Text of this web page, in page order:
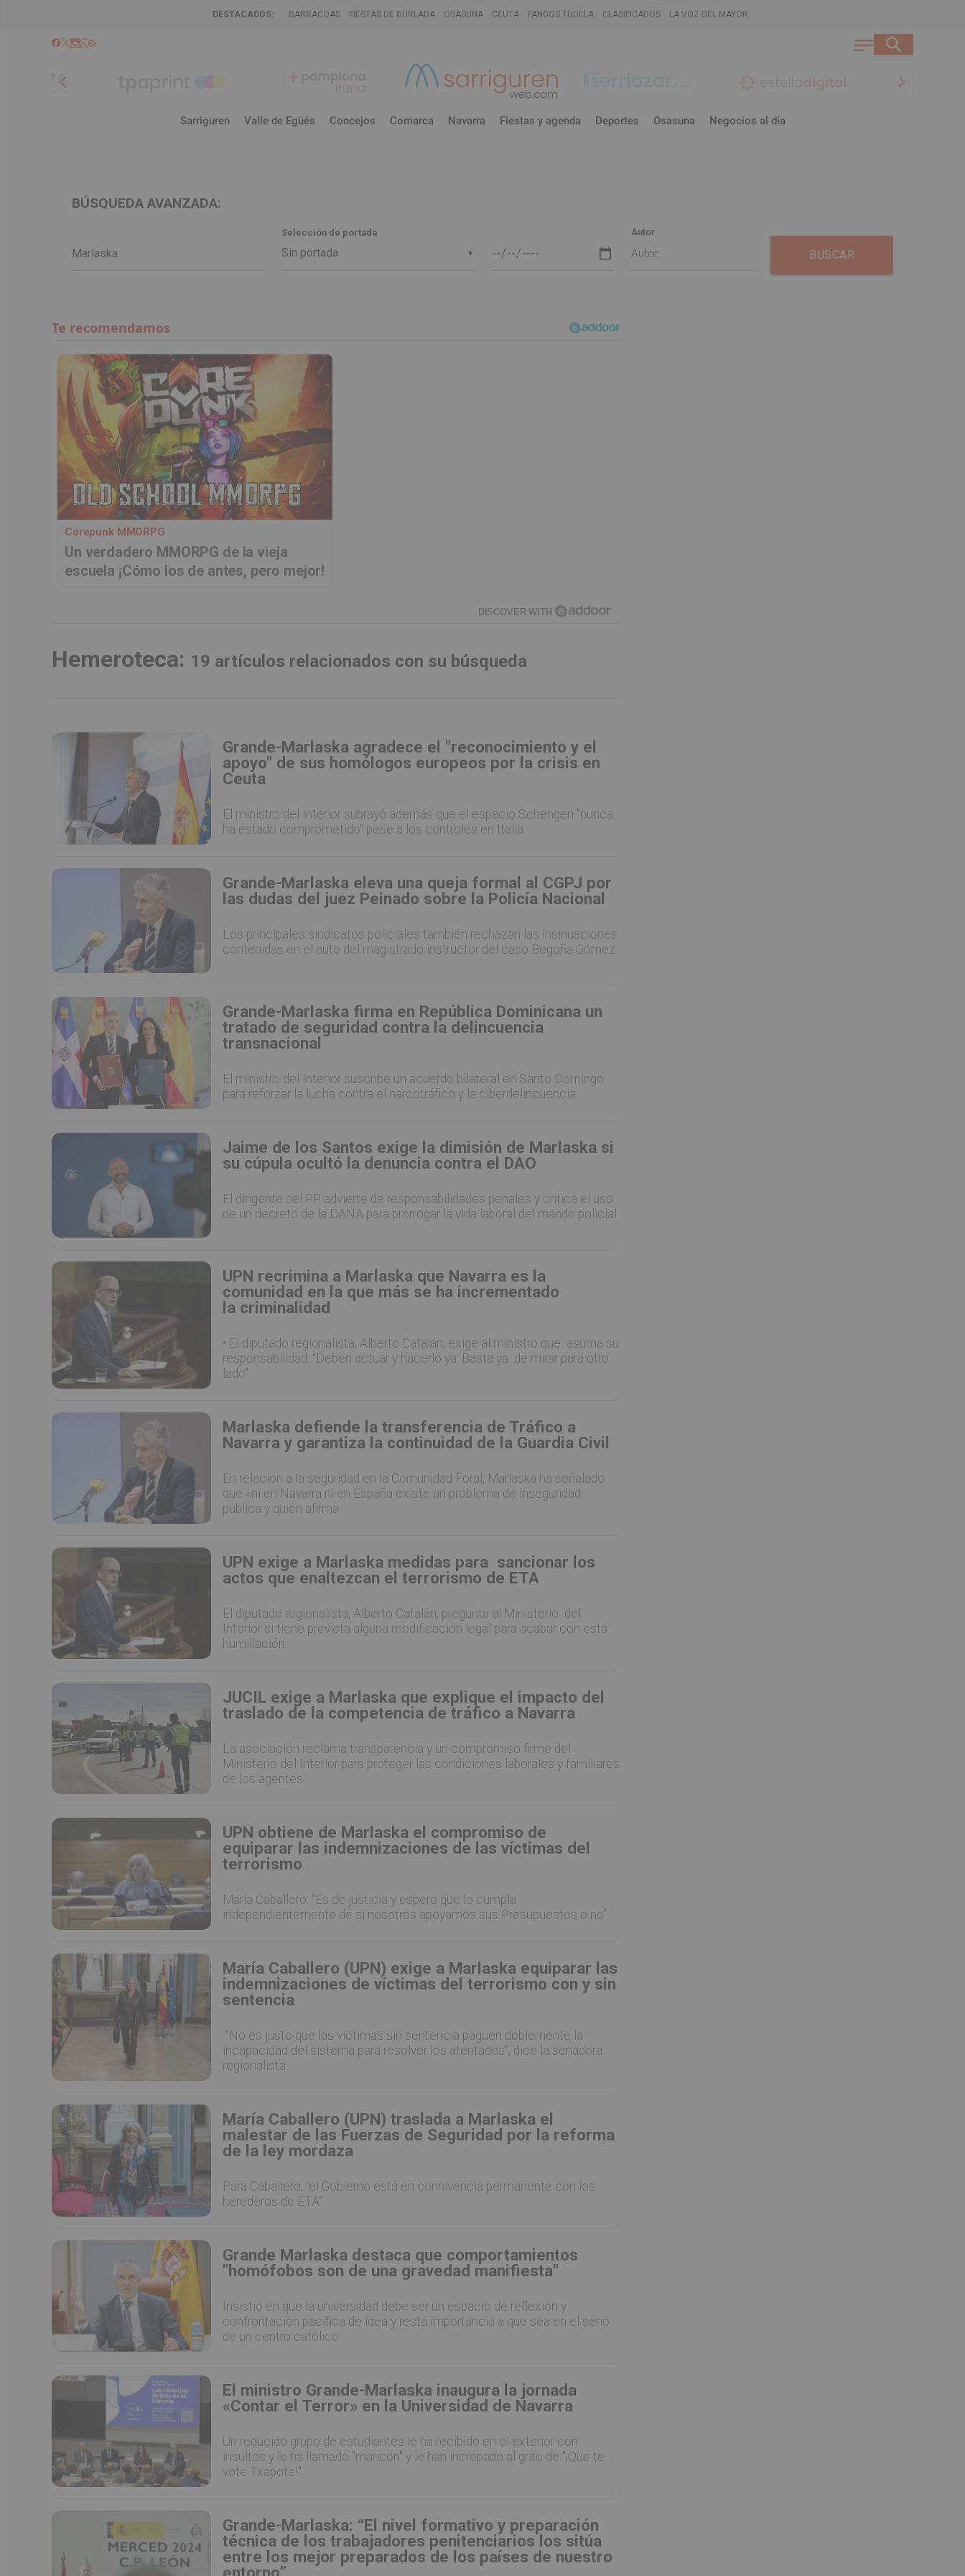
DESTACADOS: BARBACOAS FIESTAS DE BURLADA OSASUNA CEUTA FANGOS TUDELA CLASIFICADOS LA VOZ DEL MAYOR
chevron_left chevron_right
Sarriguren Valle de Egüés Concejos Comarca Navarra Fiestas y agenda Deportes Osasuna Negocios al día
BÚSQUEDA AVANZADA:
▼
Selección de portada Autor
BUSCAR
Corepunk MMORPG
Un verdadero MMORPG de la vieja
escuela ¡Cómo los de antes, pero mejor!
DISCOVER WITH
Hemeroteca: 19 artículos relacionados con su búsqueda
Grande-Marlaska agradece el "reconocimiento y el
apoyo" de sus homólogos europeos por la crisis en
Ceuta
El ministro del Interior subrayó además que el espacio Schengen "nunca
ha estado comprometido" pese a los controles en Italia
Grande-Marlaska eleva una queja formal al CGPJ por
las dudas del juez Peinado sobre la Policía Nacional
Los principales sindicatos policiales también rechazan las insinuaciones
contenidas en el auto del magistrado instructor del caso Begoña Gómez
Grande-Marlaska firma en República Dominicana un
tratado de seguridad contra la delincuencia
transnacional
El ministro del Interior suscribe un acuerdo bilateral en Santo Domingo
para reforzar la lucha contra el narcotráfico y la ciberdelincuencia.
Jaime de los Santos exige la dimisión de Marlaska si
su cúpula ocultó la denuncia contra el DAO
El dirigente del PP advierte de responsabilidades penales y critica el uso
de un decreto de la DANA para prorrogar la vida laboral del mando policial.
UPN recrimina a Marlaska que Navarra es la
comunidad en la que más se ha incrementado
la criminalidad
• El diputado regionalista, Alberto Catalán, exige al ministro que asuma su
responsabilidad: “Deben actuar y hacerlo ya. Basta ya de mirar para otro
lado"
Marlaska defiende la transferencia de Tráfico a
Navarra y garantiza la continuidad de la Guardia Civil
En relación a la seguridad en la Comunidad Foral, Marlaska ha señalado
que «ni en Navarra ni en España existe un problema de inseguridad
pública y quien afirma
UPN exige a Marlaska medidas para sancionar los
actos que enaltezcan el terrorismo de ETA
El diputado regionalista, Alberto Catalán, pregunta al Ministerio del
Interior si tiene prevista alguna modificación legal para acabar con esta
humillación
JUCIL exige a Marlaska que explique el impacto del
traslado de la competencia de tráfico a Navarra
La asociación reclama transparencia y un compromiso firme del
Ministerio del Interior para proteger las condiciones laborales y familiares
de los agentes
UPN obtiene de Marlaska el compromiso de
equiparar las indemnizaciones de las víctimas del
terrorismo
María Caballero: “Es de justicia y espero que lo cumpla
independientemente de si nosotros apoyamos sus Presupuestos o no”
María Caballero (UPN) exige a Marlaska equiparar las
indemnizaciones de víctimas del terrorismo con y sin
sentencia
“No es justo que las víctimas sin sentencia paguen doblemente la
incapacidad del sistema para resolver los atentados”, dice la senadora
regionalista
María Caballero (UPN) traslada a Marlaska el
malestar de las Fuerzas de Seguridad por la reforma
de la ley mordaza
Para Caballero, “el Gobierno está en connivencia permanente con los
herederos de ETA”
Grande Marlaska destaca que comportamientos
"homófobos son de una gravedad manifiesta"
Insistió en que la universidad debe ser un espacio de reflexión y
confrontación pacífica de idea y resta importancia a que sea en el seno
de un centro católico
El ministro Grande-Marlaska inaugura la jornada
«Contar el Terror» en la Universidad de Navarra
Un reducido grupo de estudiantes le ha recibido en el exterior con
insultos y le ha llamado "maricón" y le han increpado al grito de "¡Que te
vote Txapote!"
Grande-Marlaska: “El nivel formativo y preparación
técnica de los trabajadores penitenciarios los sitúa
entre los mejor preparados de los países de nuestro